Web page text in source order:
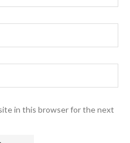
in this browser for the next